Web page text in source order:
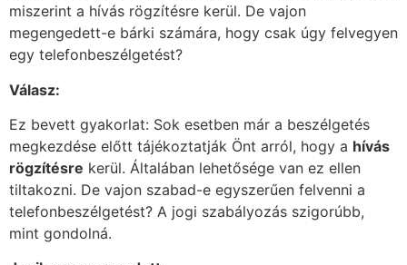
miszerint a hívás rögzítésre kerül. De vajon
megengedett-e bárki számára, hogy csak úgy felvegyen
egy telefonbeszélgetést?
Válasz:
Ez bevett gyakorlat: Sok esetben már a beszélgetés
megkezdése előtt tájékoztatják Önt arról, hogy a hívás
rögzítésre kerül. Általában lehetősége van ez ellen
tiltakozni. De vajon szabad-e egyszerűen felvenni a
telefonbeszélgetést? A jogi szabályozás szigorúbb,
mint gondolná.